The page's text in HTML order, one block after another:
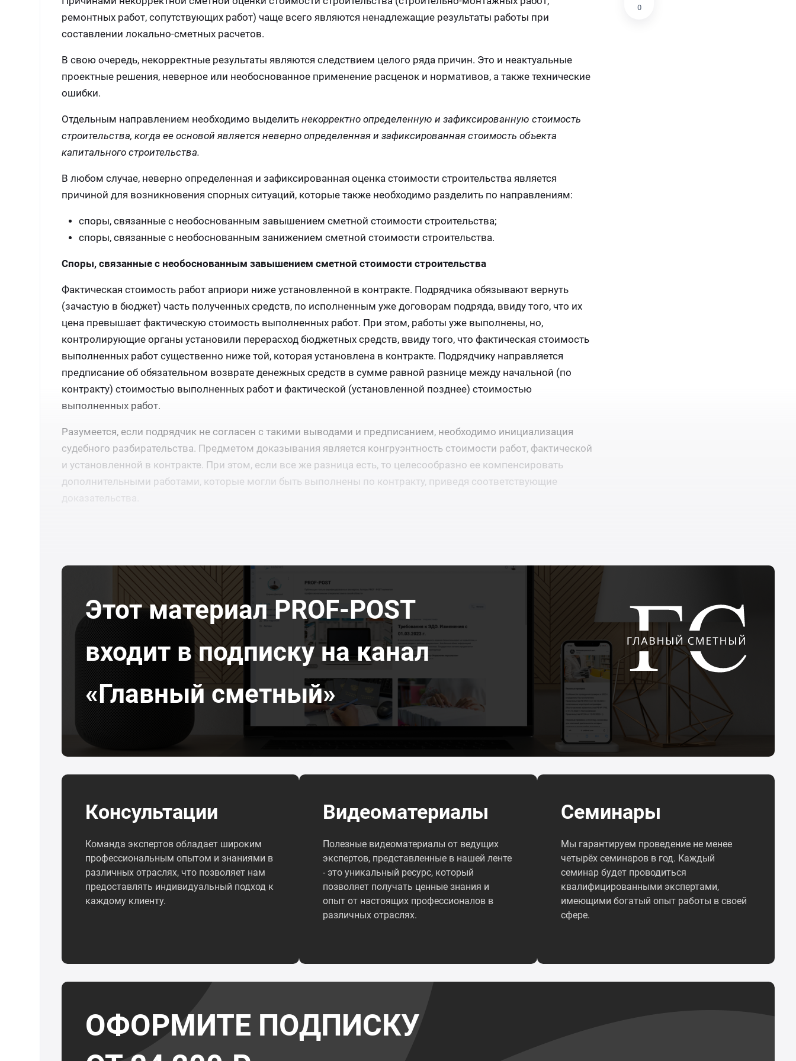
ремонтных работ, сопутствующих работ) чаще всего являются ненадлежащие результаты работы при
составлении локально-сметных расчетов.
В свою очередь, некорректные результаты являются следствием целого ряда причин. Это и неактуальные
проектные решения, неверное или необоснованное применение расценок и нормативов, а также технические
ошибки.
Отдельным направлением необходимо выделить некорректно определенную и зафиксированную стоимость
строительства, когда ее основой является неверно определенная и зафиксированная стоимость объекта
капитального строительства.
В любом случае, неверно определенная и зафиксированная оценка стоимости строительства является
причиной для возникновения спорных ситуаций, которые также необходимо разделить по направлениям:
споры, связанные с необоснованным завышением сметной стоимости строительства;
споры, связанные с необоснованным занижением сметной стоимости строительства.
Споры, связанные с необоснованным завышением сметной стоимости строительства
Фактическая стоимость работ априори ниже установленной в контракте. Подрядчика обязывают вернуть
(зачастую в бюджет) часть полученных средств, по исполненным уже договорам подряда, ввиду того, что их
цена превышает фактическую стоимость выполненных работ. При этом, работы уже выполнены, но,
контролирующие органы установили перерасход бюджетных средств, ввиду того, что фактическая стоимость
выполненных работ существенно ниже той, которая установлена в контракте. Подрядчику направляется
предписание об обязательном возврате денежных средств в сумме равной разнице между начальной (по
контракту) стоимостью выполненных работ и фактической (установленной позднее) стоимостью
выполненных работ.
Разумеется, если подрядчик не согласен с такими выводами и предписанием, необходимо инициализация
судебного разбирательства. Предметом доказывания является конгруэнтность стоимости работ, фактической
и установленной в контракте. При этом, если все же разница есть, то целесообразно ее компенсировать
дополнительными работами, которые могли быть выполнены по контракту, приведя соответствующие
доказательства.
0
Этот материал PROF-POST
входит в подписку на канал
«Главный сметный»
Консультации
Команда экспертов обладает широким
профессиональным опытом и знаниями в
различных отраслях, что позволяет нам
предоставлять индивидуальный подход к
каждому клиенту.
Видеоматериалы
Полезные видеоматериалы от ведущих
экспертов, представленные в нашей ленте
- это уникальный ресурс, который
позволяет получать ценные знания и
опыт от настоящих профессионалов в
различных отраслях.
Семинары
Мы гарантируем проведение не менее
четырёх семинаров в год. Каждый
семинар будет проводиться
квалифицированными экспертами,
имеющими богатый опыт работы в своей
сфере.
ОФОРМИТЕ ПОДПИСКУ